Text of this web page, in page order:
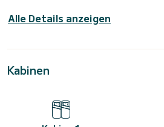
Alle Details anzeigen
Kabinen